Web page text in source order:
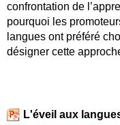
confrontation de
pourquoi les
langues ont préféré
désigner cette
L'éveil aux